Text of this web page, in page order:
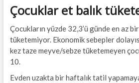
Çocuklar et balık
Çocukların yüzde 32,3’ü günde en az
tüketemiyor. Ekonomik sebepler
kez taze meyve/sebze tüketemeyen
10.
Evden uzakta bir haftalık tatil